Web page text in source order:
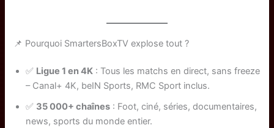
📌 Pourquoi SmartersBoxTV explose tout ?
✅ Ligue 1 en 4K : Tous les matchs en direct, sans freeze
– Canal+ 4K, beIN Sports, RMC Sport inclus.
✅ 35 000+ chaînes : Foot, ciné, séries, documentaires,
news, sports du monde entier.